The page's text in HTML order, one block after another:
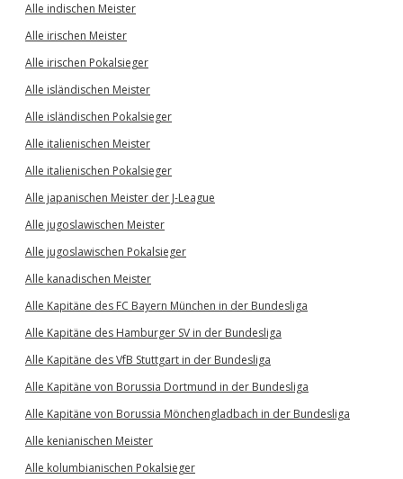
Alle indischen Meister
Alle irischen Meister
Alle irischen Pokalsieger
Alle isländischen Meister
Alle isländischen Pokalsieger
Alle italienischen Meister
Alle italienischen Pokalsieger
Alle japanischen Meister der J-League
Alle jugoslawischen Meister
Alle jugoslawischen Pokalsieger
Alle kanadischen Meister
Alle Kapitäne des FC Bayern München in der Bundesliga
Alle Kapitäne des Hamburger SV in der Bundesliga
Alle Kapitäne des VfB Stuttgart in der Bundesliga
Alle Kapitäne von Borussia Dortmund in der Bundesliga
Alle Kapitäne von Borussia Mönchengladbach in der Bundesliga
Alle kenianischen Meister
Alle kolumbianischen Pokalsieger